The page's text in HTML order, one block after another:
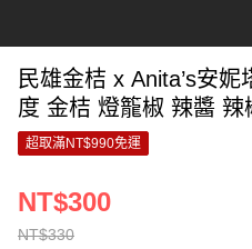
民雄金桔 x Anita’s安
度 金桔 燈籠椒 辣醬 辣
超取滿NT$990免運
NT$330
NT$300